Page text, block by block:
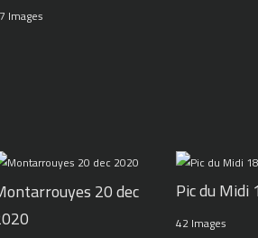
Images
20 dec
Pic du Midi
42 Images